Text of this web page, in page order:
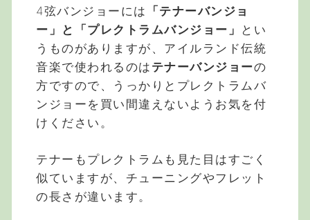
4弦バンジョーには
「テナーバンジョ
ー」と「プレクトラムバンジョー」
とい
うものがありますが、アイルランド伝統
音楽で使われるのは テナーバンジョーの
方ですので、うっかりとプレクトラムバ
ンジョーを買い間違えないようお気を付
けください。
テナーもプレクトラムも見た目はすごく
似ていますが、チューニングやフレット
の長さが違います。